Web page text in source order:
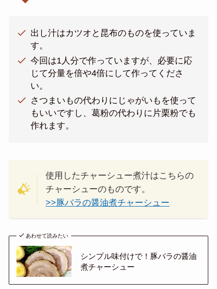
出し汁はカツオと昆布のものを使っていま
す。
今回は1人分で作っていますが、必要に応
じて分量を倍や4倍にして作ってくださ
い。
さつまいもの代わりにじゃがいもを使って
もいいですし、葛粉の代わりに片栗粉でも
作れます。
使用したチャーシュー煮汁はこちらの
チャーシューのものです。
>>豚バラの醤油煮チャーシュー
あわせて読みたい
シンプル味付けで！豚バラの醤油
煮チャーシュー